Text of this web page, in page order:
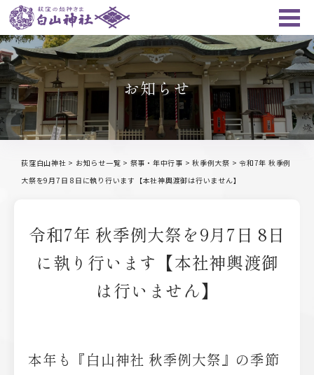
お知らせ
荻窪白山神社 > お知らせ一覧 > 祭事・年中行事 > 秋季例大祭 > 令和7年 秋季例
大祭を9月7日 8日に執り行います【本社神輿渡御は行いません】
令和7年 秋季例大祭を9月7日 8日
に執り行います【本社神輿渡御
は行いません】
本年も『白山神社 秋季例大祭』の季節